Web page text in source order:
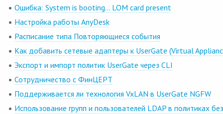
Ошибка: System is booting... LOM card present
Настройка работы AnyDesk
Расписание типа Повторяющиеся события
Как добавить сетевые адаптеры к UserGate (Virtual
Экспорт и импорт политик UserGate через CLI
Сотрудничество с ФинЦЕРТ
Поддерживается ли технология VxLAN в UserGate NGFW
Использование групп и пользователей LDAP в политиках